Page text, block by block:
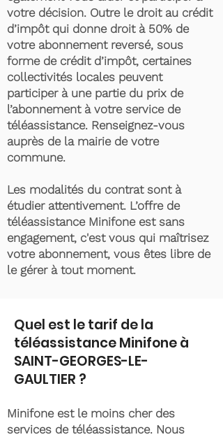
votre décision. Outre le droit au crédit
d’impôt qui donne droit à 50% de
votre abonnement reversé, sous
forme de crédit d’impôt, certaines
collectivités locales peuvent
participer à une partie du prix de
l’abonnement à votre service de
téléassistance. Renseignez-vous
auprès de la mairie de votre
commune.
Les modalités du contrat sont à
étudier attentivement. L’offre de
téléassistance Minifone est sans
engagement, c'est vous qui maîtrisez
votre abonnement, vous êtes libre de
le gérer à tout moment.
Quel est le tarif de la
téléassistance Minifone à
SAINT-GEORGES-LE-
GAULTIER ?
Minifone est le moins cher des
services de téléassistance. Nous